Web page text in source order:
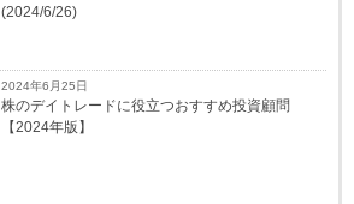
(2024/6/26)
2024年6月25日
株のデイトレードに役立つおすすめ投資顧問
【2024年版】